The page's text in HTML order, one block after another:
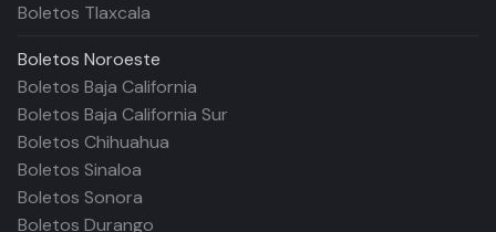
Boletos Tlaxcala
Boletos Noroeste
Boletos Baja California
Boletos Baja California Sur
Boletos Chihuahua
Boletos Sinaloa
Boletos Sonora
Boletos Durango